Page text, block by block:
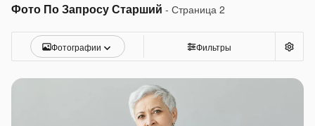
Фото По Запросу Старший - Страница 2
Фотографии Фильтры